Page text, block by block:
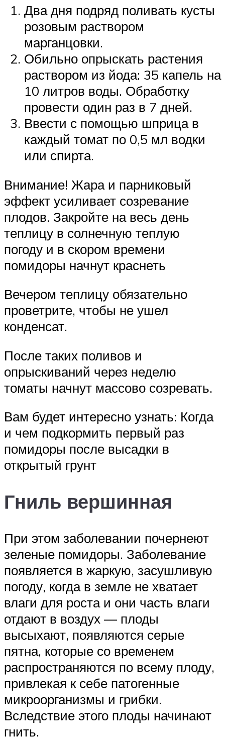
Два дня подряд поливать кусты
розовым раствором
марганцовки.
Обильно опрыскать растения
раствором из йода: 35 капель на
10 литров воды. Обработку
провести один раз в 7 дней.
Ввести с помощью шприца в
каждый томат по 0,5 мл водки
или спирта.
Внимание! Жара и парниковый
эффект усиливает созревание
плодов. Закройте на весь день
теплицу в солнечную теплую
погоду и в скором времени
помидоры начнут краснеть
Вечером теплицу обязательно
проветрите, чтобы не ушел
конденсат.
После таких поливов и
опрыскиваний через неделю
томаты начнут массово созревать.
Вам будет интересно узнать: Когда
и чем подкормить первый раз
помидоры после высадки в
открытый грунт
Гниль вершинная
При этом заболевании почернеют
зеленые помидоры. Заболевание
появляется в жаркую, засушливую
погоду, когда в земле не хватает
влаги для роста и они часть влаги
отдают в воздух — плоды
высыхают, появляются серые
пятна, которые со временем
распространяются по всему плоду,
привлекая к себе патогенные
микроорганизмы и грибки.
Вследствие этого плоды начинают
гнить.